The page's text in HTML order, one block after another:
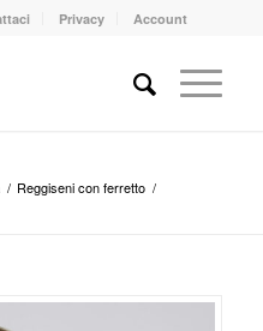
Privacy Account
/ Reggiseni con ferretto /